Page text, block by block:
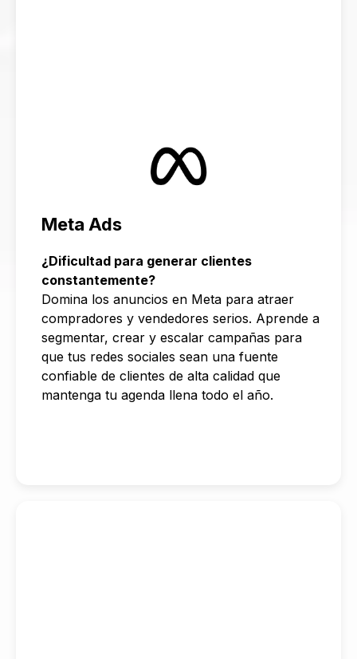
Meta Ads
¿Dificultad para generar clientes
constantemente?
Domina los anuncios en Meta para atraer
compradores y vendedores serios. Aprende a
segmentar, crear y escalar campañas para
que tus redes sociales sean una fuente
confiable de clientes de alta calidad que
mantenga tu agenda llena todo el año.